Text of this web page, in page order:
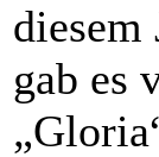
diesem
gab es